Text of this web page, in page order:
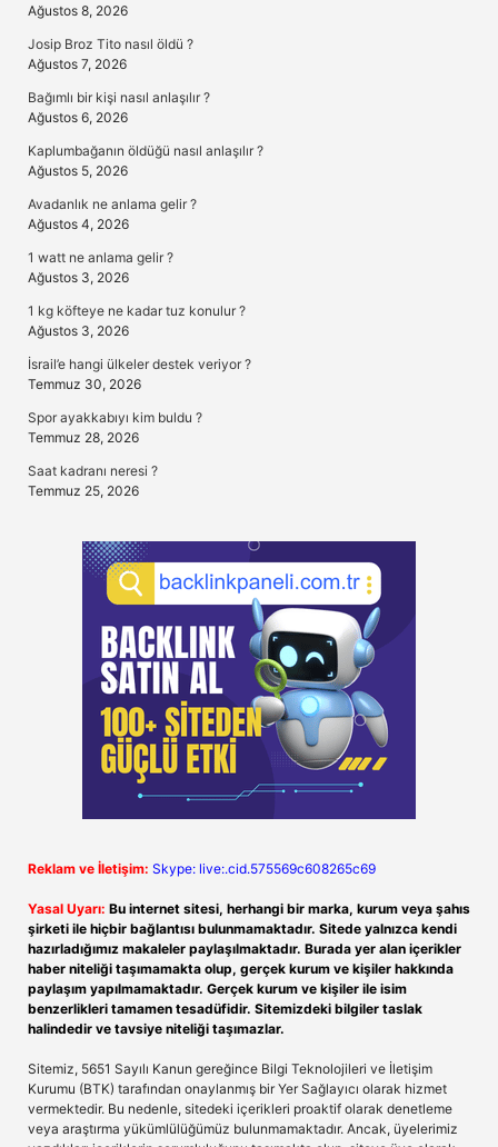
Ağustos 8, 2026
Josip Broz Tito nasıl öldü ?
Ağustos 7, 2026
Bağımlı bir kişi nasıl anlaşılır ?
Ağustos 6, 2026
Kaplumbağanın öldüğü nasıl anlaşılır ?
Ağustos 5, 2026
Avadanlık ne anlama gelir ?
Ağustos 4, 2026
1 watt ne anlama gelir ?
Ağustos 3, 2026
1 kg köfteye ne kadar tuz konulur ?
Ağustos 3, 2026
İsrail’e hangi ülkeler destek veriyor ?
Temmuz 30, 2026
Spor ayakkabıyı kim buldu ?
Temmuz 28, 2026
Saat kadranı neresi ?
Temmuz 25, 2026
Reklam ve İletişim: Skype: live:.cid.575569c608265c69
Yasal Uyarı: Bu internet sitesi, herhangi bir marka, kurum veya şahıs
şirketi ile hiçbir bağlantısı bulunmamaktadır. Sitede yalnızca kendi
hazırladığımız makaleler paylaşılmaktadır. Burada yer alan içerikler
haber niteliği taşımamakta olup, gerçek kurum ve kişiler hakkında
paylaşım yapılmamaktadır. Gerçek kurum ve kişiler ile isim
benzerlikleri tamamen tesadüfidir. Sitemizdeki bilgiler taslak
halindedir ve tavsiye niteliği taşımazlar.
Sitemiz, 5651 Sayılı Kanun gereğince Bilgi Teknolojileri ve İletişim
Kurumu (BTK) tarafından onaylanmış bir Yer Sağlayıcı olarak hizmet
vermektedir. Bu nedenle, sitedeki içerikleri proaktif olarak denetleme
veya araştırma yükümlülüğümüz bulunmamaktadır. Ancak, üyelerimiz